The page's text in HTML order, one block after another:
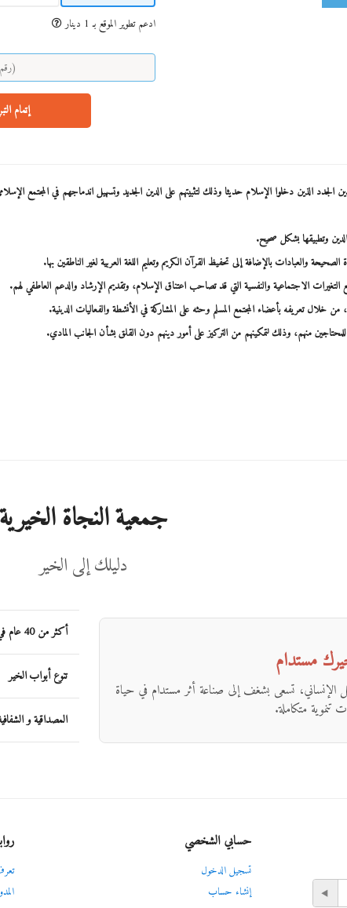
ادعم تطوير الموقع بـ 1 دينار
إتمام
الذين دخلوا الإسلام حديثا وذلك لتثبيتهم على الدين الجديد وتسهيل اندماجهم في المجتمع
وتطبيقها بشكل صحيح.
والعبادات بالإضافة إلى تحفيظ القرآن الكريم وتعليم اللغة العربية لغير الناطقين بها.
الاجتماعية والنفسية التي قد تصاحب اعتناق الإسلام، وتقديم الإرشاد والدعم العاطفي لهم.
خلال تعريفه بأعضاء المجتمع المسلم وحثه على المشاركة في الأنشطة والفعاليات الدينية.
للمحتاجين منهم، وذلك لتمكينهم من التركيز على أمور دينهم دون القلق بشأن الجانب المادي.
جمعية النجاة الخيرية
دليلك إلى الخير
مستدام
الإنساني، تسعى بشغف إلى صناعة أثر مستدام في حياة
تنموية متكاملة.
أكثر من 40 عام في خدمة الإنسانية
تنوع أبواب الخير
المصداقية و
حسابي الشخصي
تسجيل الدخول
إنشاء حساب